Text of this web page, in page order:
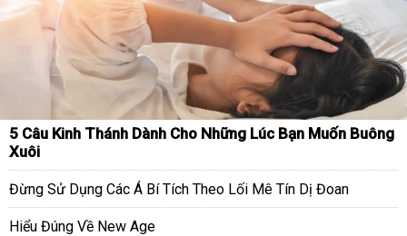
5 Câu Kinh Thánh Dành Cho Những Lúc Bạn Muốn Buông
Xuôi
Đừng Sử Dụng Các Á Bí Tích Theo Lối Mê Tín Dị Đoan
Hiểu Đúng Về New Age